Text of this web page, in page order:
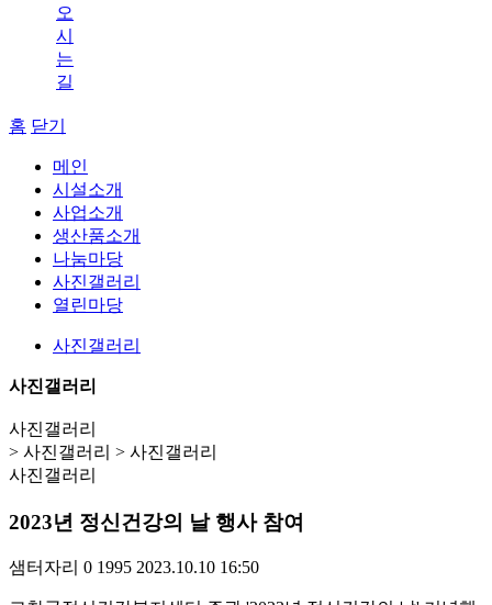
오
시
는
길
홈 닫기
메인
시설소개
사업소개
생산품소개
나눔마당
사진갤러리
열린마당
사진갤러리
사진갤러리
사진갤러리
> 사진갤러리 > 사진갤러리
사진갤러리
2023년 정신건강의 날 행사 참여
샘터자리 0 1995 2023.10.10 16:50